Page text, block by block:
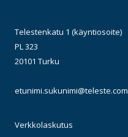
Telestenkatu 1 (käyntiosoite)
PL 323
20101 Turku
etunimi.sukunimi@teleste.com
Verkkolaskutus